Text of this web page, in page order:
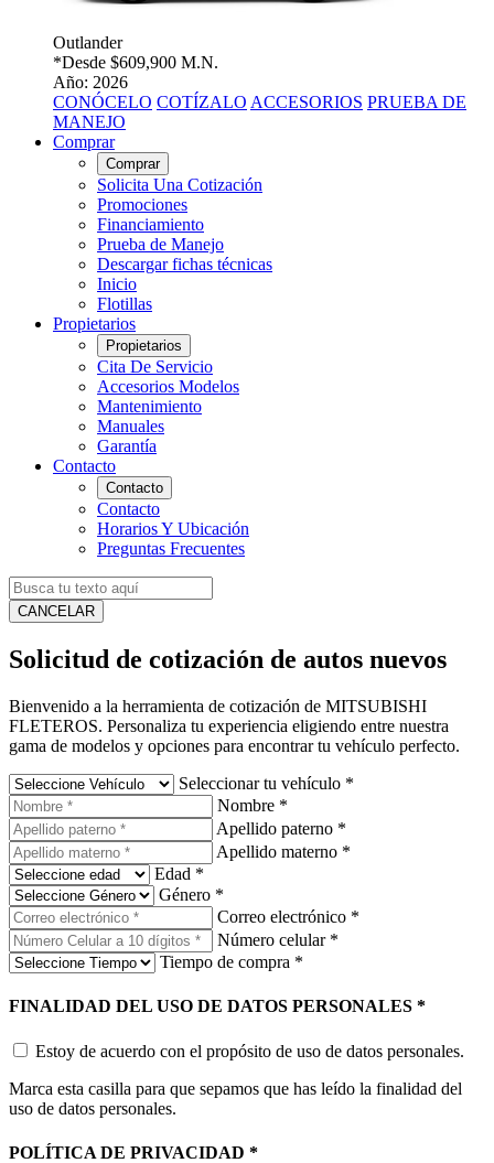
Outlander
*Desde $609,900 M.N.
Año: 2026
CONÓCELO COTÍZALO ACCESORIOS PRUEBA DE
MANEJO
Comprar
Comprar
Solicita Una Cotización
Promociones
Financiamiento
Prueba de Manejo
Descargar fichas técnicas
Inicio
Flotillas
Propietarios
Propietarios
Cita De Servicio
Accesorios Modelos
Mantenimiento
Manuales
Garantía
Contacto
Contacto
Contacto
Horarios Y Ubicación
Preguntas Frecuentes
CANCELAR
Solicitud de cotización de autos nuevos
Bienvenido a la herramienta de cotización de MITSUBISHI
FLETEROS. Personaliza tu experiencia eligiendo entre nuestra
gama de modelos y opciones para encontrar tu vehículo perfecto.
Seleccionar tu vehículo *
Nombre *
Apellido paterno *
Apellido materno *
Edad *
Género *
Correo electrónico *
Número celular *
Tiempo de compra *
FINALIDAD DEL USO DE DATOS PERSONALES *
Estoy de acuerdo con el propósito de uso de datos personales.
Marca esta casilla para que sepamos que has leído la finalidad del
uso de datos personales.
POLÍTICA DE PRIVACIDAD *